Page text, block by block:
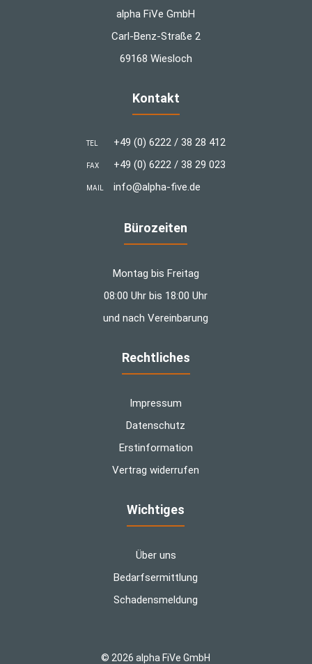
alpha FiVe GmbH
Carl-Benz-Straße 2
69168 Wiesloch
Kontakt
TEL +49 (0) 6222 / 38 28 412
FAX +49 (0) 6222 / 38 29 023
MAIL info@alpha-five.de
Bürozeiten
Montag bis Freitag
08:00 Uhr bis 18:00 Uhr
und nach Vereinbarung
Rechtliches
Impressum
Datenschutz
Erstinformation
Vertrag widerrufen
Wichtiges
Über uns
Bedarfsermittlung
Schadensmeldung
© 2026 alpha FiVe GmbH